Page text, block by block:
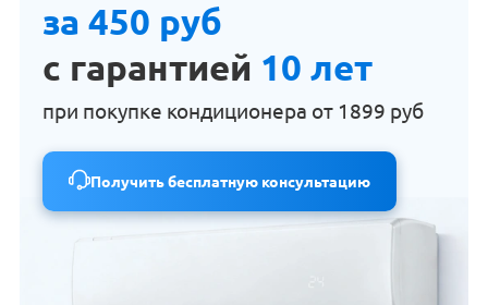
за 450 руб
с гарантией 10 лет
при покупке кондиционера от 1899 руб
Получить бесплатную консультацию